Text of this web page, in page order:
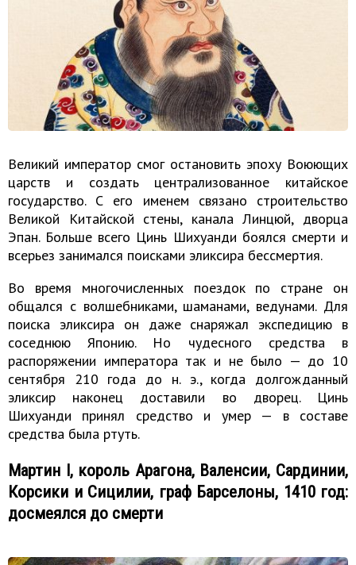
Великий император смог остановить эпоху Воюющих
царств и создать централизованное китайское
государство. С его именем связано строительство
Великой Китайской стены, канала Линцюй, дворца
Эпан. Больше всего Цинь Шихуанди боялся смерти и
всерьез занимался поисками эликсира бессмертия.
Во время многочисленных поездок по стране он
общался с волшебниками, шаманами, ведунами. Для
поиска эликсира он даже снаряжал экспедицию в
соседнюю Японию. Но чудесного средства в
распоряжении императора так и не было — до 10
сентября 210 года до н. э., когда долгожданный
эликсир наконец доставили во дворец. Цинь
Шихуанди принял средство и умер — в составе
средства была ртуть.
Мартин I, король Арагона, Валенсии, Сардинии,
Корсики и Сицилии, граф Барселоны, 1410 год:
досмеялся до смерти